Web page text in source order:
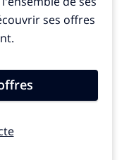
La Fédération
rejoindre cette